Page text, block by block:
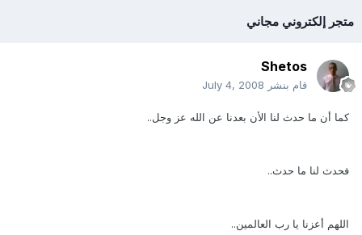
متجر إلكتروني مجاني
Shetos
قام بنشر July 4, 2008
كما أن ما حدث لنا الأن بعدنا عن الله عز وجل..
فحدث لنا ما حدث..
اللهم أعزنا يا رب العالمين..